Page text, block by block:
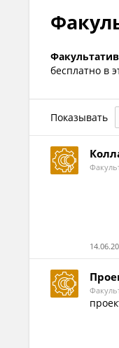
бесплатно в
Показывать